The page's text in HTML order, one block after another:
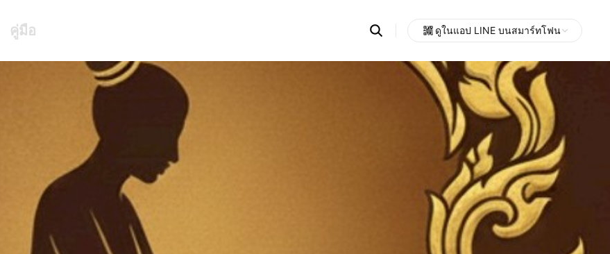
คู่มือ Search
OpenChats
messages
search
ดูในแอป LINE บนสมาร์ทโฟน